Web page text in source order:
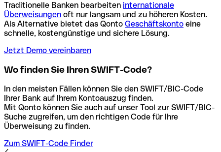
Traditionelle Banken bearbeiten internationale
Überweisungen oft nur langsam und zu höheren Kosten.
Als Alternative bietet das Qonto Geschäftskonto eine
schnelle, kostengünstige und sichere Lösung.
Jetzt Demo vereinbaren
Wo finden Sie Ihren SWIFT-Code?
In den meisten Fällen können Sie den SWIFT/BIC-Code
Ihrer Bank auf Ihrem Kontoauszug finden.
Mit Qonto können Sie auch auf unser Tool zur SWIFT/BIC-
Suche zugreifen, um den richtigen Code für Ihre
Überweisung zu finden.
Zum SWIFT-Code Finder